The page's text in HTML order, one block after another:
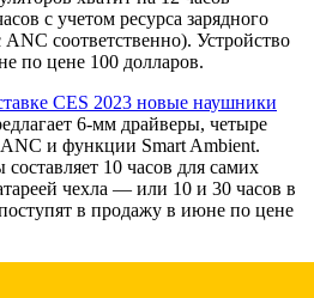
с учетом ресурса зарядного
соответственно). Устройство
по цене 100 долларов.
6-мм драйверы, четыре
и функции Smart Ambient.
10 часов для самих
чехла — или 10 и 30 часов в
в продажу в июне по цене